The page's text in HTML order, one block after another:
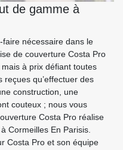
de gamme à
nécessaire dans le
de couverture Costa Pro
à prix défiant toutes
qu’effectuer des
construction, une
couteux ; nous vous
Costa Pro réalise
Cormeilles En Parisis.
Costa Pro et son équipe